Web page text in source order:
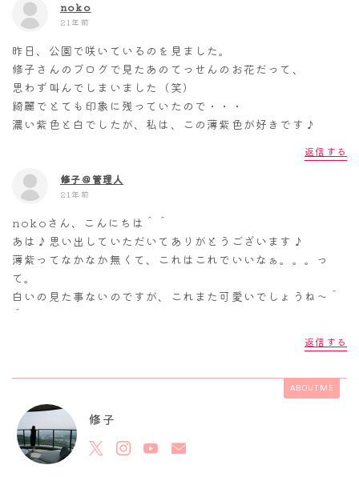
noko
21年前
昨日、公園で咲いているのを見ました。
修子さんのブログで見たあのてっせんのお花だって、
思わず叫んでしまいました（笑）
綺麗でとても印象に残っていたので・・・
濃い紫色と白でしたが、私は、この薄紫色が好きです♪
返信する
修子＠管理人
21年前
nokoさん、こんにちは＾＾
あは♪思い出していただいてありがとうございます♪
薄紫ってなかなか無くて、これはこれでいいなぁ。。。っ
て。
白いの見た事ないのですが、これまた可愛いでしょうね～＾
＾
返信する
ABOUT ME
修子